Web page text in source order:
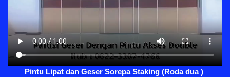
Pintu Lipat dan Geser Sorepa Staking (Roda dua )